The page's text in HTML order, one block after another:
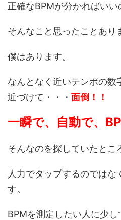
正確なBPMが分かればいい
そんなこと思ったことあり
僕はあります。
なんとなく近いテンポの数
近づけて・・・ 面倒！！
一瞬で、自動で、
そんなのを探していたとこ
人力でタップするのでは
す。
BPMを測定したい人に少